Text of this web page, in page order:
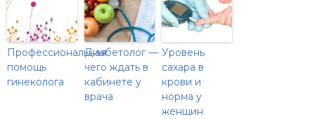
Профессиональная
помощь
гинеколога
Диабетолог —
чего ждать в
кабинете у
врача
Уровень
сахара в
крови и
норма у
женщин